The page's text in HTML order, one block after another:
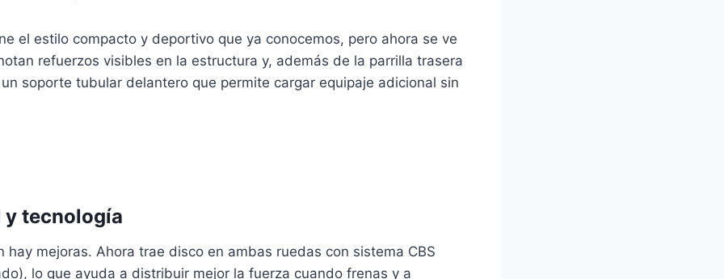
el estilo compacto y deportivo que ya conocemos, pero ahora se ve
refuerzos visibles en la estructura y, además de la parrilla trasera
soporte tubular delantero que permite cargar equipaje adicional sin
tecnología
hay mejoras. Ahora trae disco en ambas ruedas con sistema CBS
lo que ayuda a distribuir mejor la fuerza cuando frenas y a